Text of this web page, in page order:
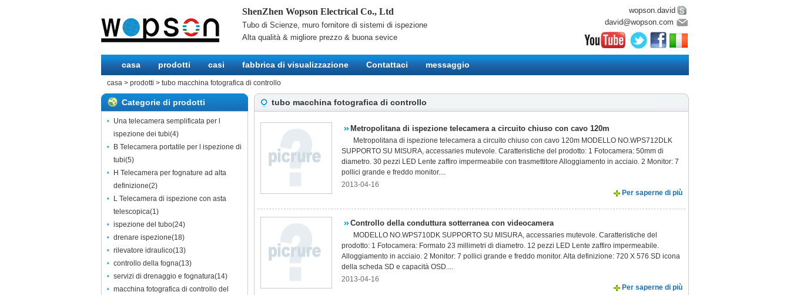
ShenZhen Wopson Electrical Co., Ltd
Tubo di Scienze, muro fornitore di sistemi di ispezione
Alta qualità & migliore prezzo & buona sevice
wopson.david
david@wopson.com
casa prodotti casi fabbrica di visualizzazione Contattaci messaggio
casa > prodotti > tubo macchina fotografica di controllo
Categorie di prodotti
Una telecamera semplificata per l
ispezione dei tubi(4)
B Telecamera portatile per l ispezione di
tubi(5)
H Telecamera per fognature ad alta
definizione(2)
L Telecamera di ispezione con asta
telescopica(1)
ispezione del tubo(24)
drenare ispezione(18)
rilevatore idraulico(13)
controllo della fogna(13)
servizi di drenaggio e fognatura(14)
macchina fotografica di controllo del
tubo macchina fotografica di controllo
Metropolitana di ispezione telecamera a circuito chiuso con cavo 120m
Metropolitana di ispezione telecamera a circuito chiuso con cavo 120m MODELLO NO.WPS712DLK
SUPPORTO SU MISURA, accessaries mutevole. Caratteristiche del prodotto: 1 Fotocamera: 50mm di
diametro. 30 pezzi LED Lente zaffiro impermeabile con trasmettitore Alloggiamento in acciaio. 2 Monitor: 7
pollici grande e freddo monitor....
2013-04-16
Per saperne di più
Controllo della conduttura sotterranea con videocamera
MODELLO NO.WPS710DK SUPPORTO SU MISURA, accessaries mutevole. Caratteristiche del
prodotto: 1 Fotocamera: Formato 23 millimetri di diametro. 12 pezzi LED Lente zaffiro impermeabile.
Alloggiamento in acciaio. 2 Monitor: 7 pollici grande e freddo monitor. Alta definizione: 720 X 576 SD icona
della scheda SD e capacità OSD....
2013-04-16
Per saperne di più